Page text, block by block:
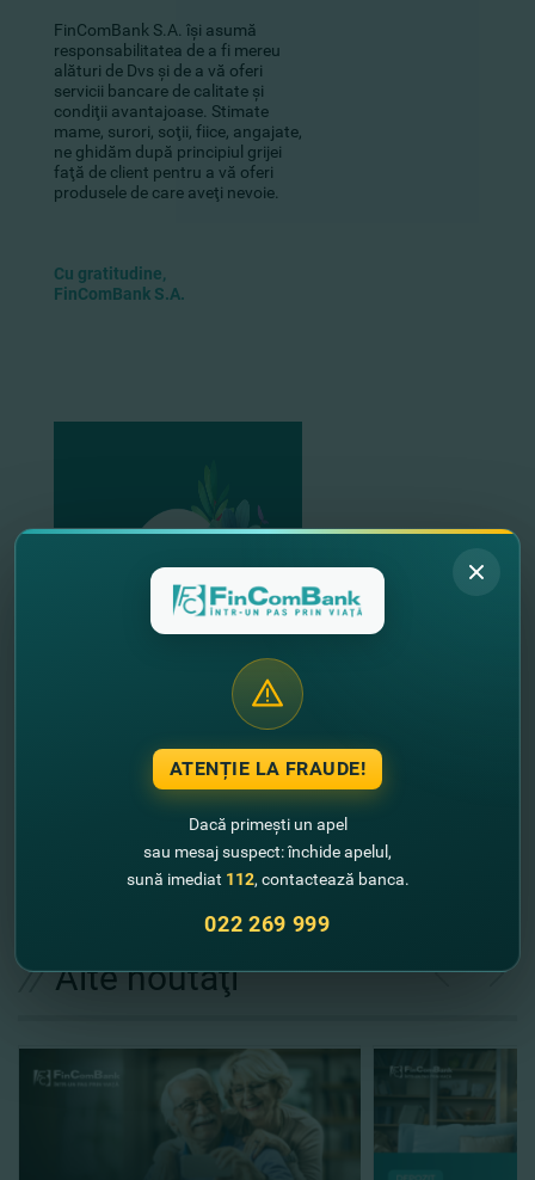
FinComBank S.A. îşi asumă
responsabilitatea de a fi mereu
alături de Dvs şi de a vă oferi
servicii bancare de calitate şi
condiţii avantajoase. Stimate
mame, surori, soţii, fiice, angajate,
ne ghidăm după principiul grijei
faţă de client pentru a vă oferi
produsele de care aveţi nevoie.
Cu gratitudine,
FinComBank S.A.
// Alte noutăţi
ATENȚIE LA FRAUDE!
Dacă primești un apel
sau mesaj suspect: închide apelul,
sună imediat 112, contactează banca.
022 269 999